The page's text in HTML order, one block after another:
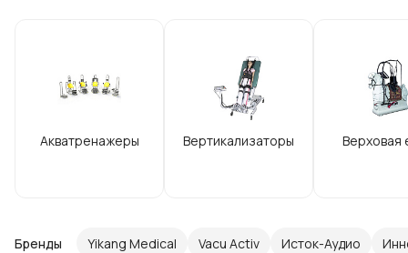
Акватренажеры Вертикализаторы Верховая
Бренды Yikang Medical Vacu Activ Исток-Аудио